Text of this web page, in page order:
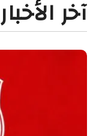
آخر الأخبار